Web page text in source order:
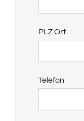
PLZ Ort
Telefon